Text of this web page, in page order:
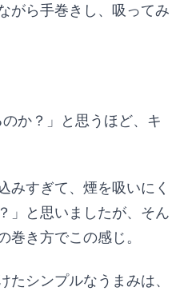
がら手巻きし、吸ってみ
か？」と思うほど、キ
みすぎて、煙を吸いにく
」と思いましたが、そん
巻き方でこの感じ。
たシンプルなうまみは、